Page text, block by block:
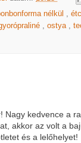
nélkül
ostya
Nagy kedvence a
akkor az volt a
és a lelőhelyet!